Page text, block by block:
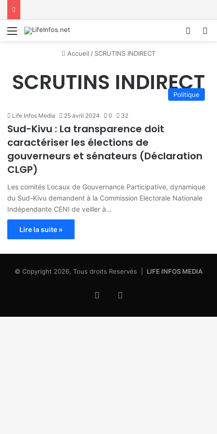
Menu
Accueil / SCRUTINS INDIRECT
SCRUTINS INDIRECT
Politique
Life Infos Media 25 avril 2024 0 32
Sud-Kivu : La transparence doit
caractériser les élections de
gouverneurs et sénateurs (Déclaration
CLGP)
Les comités Locaux de Gouvernance Participative, dynamique
du Sud-Kivu demandent à la Commission Electorale Nationale
Indépendante CENI de veiller à…
Lire la suite »
© Copyright 2026, Tous droits Reservés | LIFE INFOS MEDIA
Facebook